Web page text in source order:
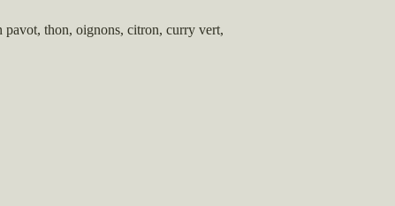
thon, oignons, citron, curry vert,